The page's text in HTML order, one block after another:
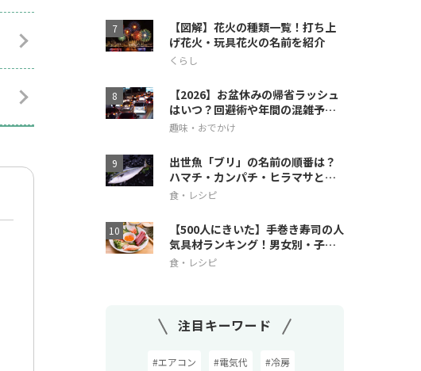
【図解】花火の種類一覧！打ち上
げ花火・玩具花火の名前を紹介
くらし
【2026】お盆休みの帰省ラッシュ
はいつ？回避術や年間の混雑予想
も
趣味・おでかけ
出世魚「ブリ」の名前の順番は？
ハマチ・カンパチ・ヒラマサとの
違いも解説
食・レシピ
【500人にきいた】手巻き寿司の人
気具材ランキング！男女別・子ど
も人気も
食・レシピ
注目キーワード
#エアコン #電気代 #冷房